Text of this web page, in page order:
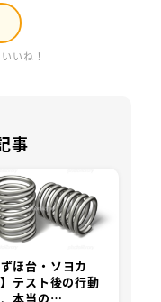
いね！
事
ずほ台・ソヨカ
テスト後の行動
本当の…